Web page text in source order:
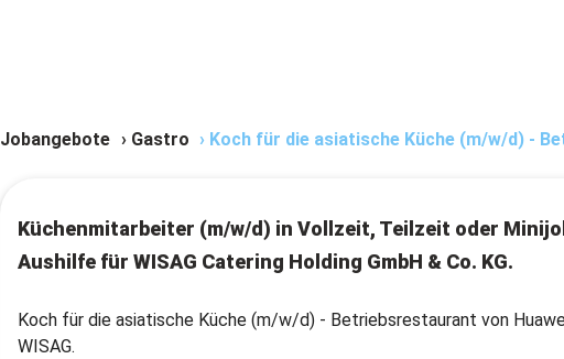
Jobangebote › Gastro › Koch für die asiatische Küche (m/w/d) -
Küchenmitarbeiter (m/w/d) in Vollzeit, Teilzeit oder
Aushilfe für WISAG Catering Holding GmbH & Co. KG.
Koch für die asiatische Küche (m/w/d) - Betriebsrestaurant von
WISAG.